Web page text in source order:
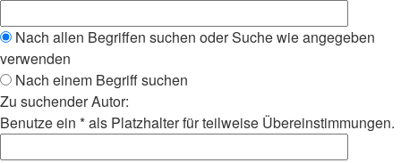
Nach allen Begriffen suchen oder Suche wie angegeben
verwenden
Nach einem Begriff suchen
Zu suchender Autor:
Benutze ein * als Platzhalter für teilweise Übereinstimmungen.